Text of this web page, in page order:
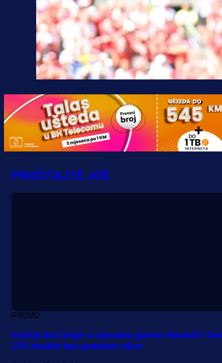
A Selekcija
PROČITAJTE JOŠ
PROMO
Vožnja bez brige o cijenama goriva: Renault i
LPG modeli kao pametan izbor